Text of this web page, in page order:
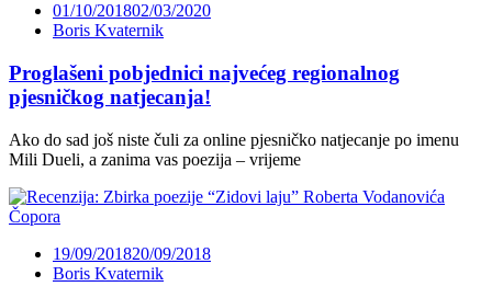
01/10/201802/03/2020
Boris Kvaternik
Proglašeni pobjednici najvećeg regionalnog
pjesničkog natjecanja!
Ako do sad još niste čuli za online pjesničko natjecanje po imenu
Mili Dueli, a zanima vas poezija – vrijeme
19/09/201820/09/2018
Boris Kvaternik